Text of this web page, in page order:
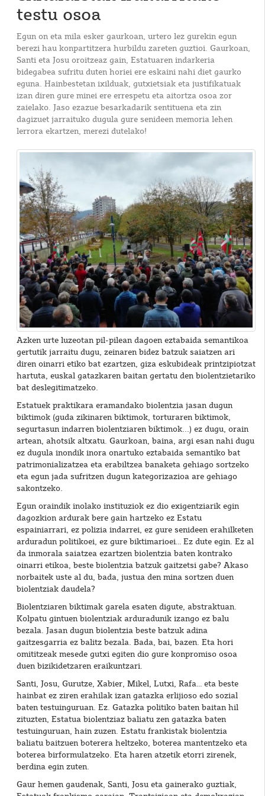
testu osoa
Egun on eta mila esker gaurkoan, urtero lez gurekin egun
berezi hau konpartitzera hurbildu zareten guztioi. Gaurkoan,
Santi eta Josu oroitzeaz gain, Estatuaren indarkeria
bidegabea sufritu duten horiei ere eskaini nahi diet gaurko
eguna. Hainbestetan ixilduak, gutxietsiak eta justifikatuak
izan diren gure minei ere errespetu eta aitortza osoa zor
zaielako. Jaso ezazue besarkadarik sentituena eta zin
dagizuet jarraituko dugula gure senideen memoria lehen
lerrora ekartzen, merezi dutelako!
Azken urte luzeotan pil-pilean dagoen eztabaida semantikoa
gertutik jarraitu dugu, zeinaren bidez batzuk saiatzen ari
diren oinarri etiko bat ezartzen, giza eskubideak printzipiotzat
hartuta, euskal gatazkaren baitan gertatu den biolentzietariko
bat deslegitimatzeko.
Estatuek praktikara eramandako biolentzia jasan dugun
biktimok (guda zikinaren biktimok, torturaren biktimok,
segurtasun indarren biolentziaren biktimok...) ez dugu, orain
artean, ahotsik altxatu. Gaurkoan, baina, argi esan nahi dugu
ez dugula inondik inora onartuko eztabaida semantiko bat
patrimonializatzea eta erabiltzea banaketa gehiago sortzeko
eta egun jada sufritzen dugun kategorizazioa are gehiago
sakontzeko.
Egun oraindik inolako instituziok ez dio exigentziarik egin
dagozkion ardurak bere gain hartzeko ez Estatu
espainiarrari, ez polizia indarrei, ez gure senideen erahilketen
arduradun politikoei, ez gure biktimarioei… Ez dute egin. Ez al
da inmorala saiatzea ezartzen biolentzia baten kontrako
oinarri etikoa, beste biolentzia batzuk gaitzetsi gabe? Akaso
norbaitek uste al du, bada, justua den mina sortzen duen
biolentziak daudela?
Biolentziaren biktimak garela esaten digute, abstraktuan.
Kolpatu gintuen biolentziak arduradunik izango ez balu
bezala. Jasan dugun biolentzia beste batzuk adina
gaitzesgarria ez balitz bezala. Bada, bai, bazen. Eta hori
omititzeak mesede gutxi egiten dio gure konpromiso osoa
duen bizikidetzaren eraikuntzari.
Santi, Josu, Gurutze, Xabier, Mikel, Lutxi, Rafa… eta beste
hainbat ez ziren erahilak izan gatazka erlijioso edo sozial
baten testuinguruan. Ez. Gatazka politiko baten baitan hil
zituzten, Estatua biolentziaz baliatu zen gatazka baten
testuinguruan, hain zuzen. Estatu frankistak biolentzia
baliatu baitzuen boterera heltzeko, boterea mantentzeko eta
boterea birformulatzeko. Eta haren atzetik etorri zirenek,
berdina egin zuten.
Gaur hemen gaudenak, Santi, Josu eta gainerako guztiak,